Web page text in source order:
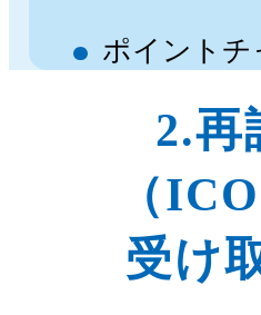
ポイントチ
2.再
（
受け